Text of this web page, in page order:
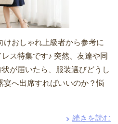
おしゃれ上級者から参考に
ス特集です♪ 突然、友達や同
が届いたら、服装選びどうし
宴へ出席すればいいのか？悩
続きを読む